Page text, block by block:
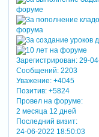
Зарегистрирован: 29-
Сообщений:2203
Уважение: +4045
Позитив: +5824
Провел на форуме:
2 месяца 12 дней
Последний визит:
24-06-2022 18:50:03